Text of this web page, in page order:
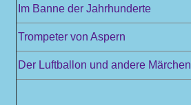
Im Banne der Jahrhunderte
Trompeter von Aspern
Der Luftballon und andere Märchen